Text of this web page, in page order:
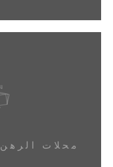
محلات الرهن